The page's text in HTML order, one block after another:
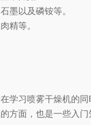
墨以及磷铵等。
精等。
习喷雾干燥机的
面，也是一些入